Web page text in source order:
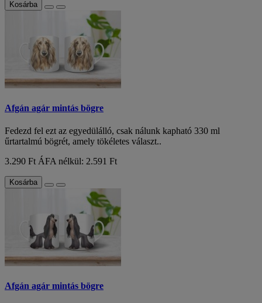
Kosárba
Afgán agár mintás bögre
Fedezd fel ezt az egyedülálló, csak nálunk kapható 330 ml
űrtartalmú bögrét, amely tökéletes választ..
3.290 Ft ÁFA nélkül: 2.591 Ft
Kosárba
Afgán agár mintás bögre